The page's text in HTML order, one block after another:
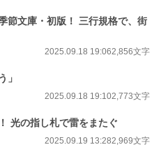
節文庫・初版！ 三行規格で、街
2025.09.18 19:062,856文字
」
2025.09.18 19:102,773文字
光の指し札で雷をまたぐ
2025.09.19 13:282,969文字